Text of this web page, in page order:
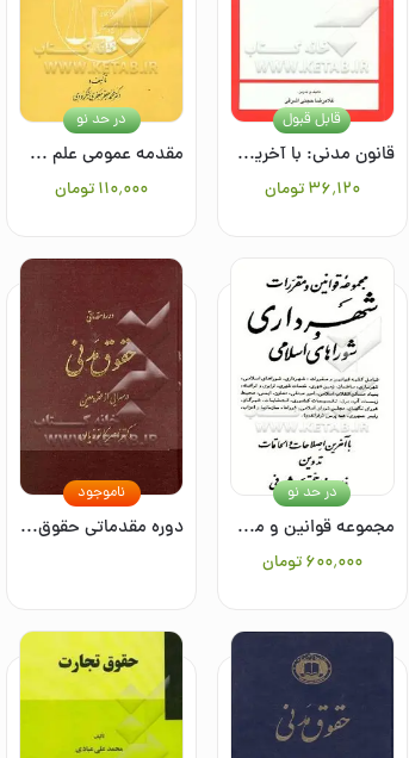
قانون مدنی: با آخرین اصلاحات و الحاقات همراه با فهرست الفبائی اختصاصی
۳۶٬۱۲۰ تومان
قابل قبول
مقدمه عمومی علم حقوق
۱۱۰٬۰۰۰تومان
در حد نو
مجموعه قوانین و مقررات شهرداری و شوراهای اسلامی
۶۰۰٬۰۰۰ تومان
در حد نو
دوره مقدماتی حقوق مدنی 1: درسهایی از عقود معین بیع، اجاره، قرض، جعاله، شرکت، صلح
ناموجود